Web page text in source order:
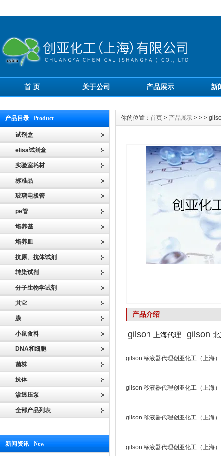
首 页 关于公司 产品展示 新
产品目录 Product
试剂盒
elisa试剂盒
实验室耗材
标准品
玻璃电极管
pe管
培养基
培养皿
抗原、抗体试剂
转染试剂
分子生物学试剂
其它
膜
小鼠食料
DNA和细胞
菌株
抗体
渗透压泵
全部产品列表
新闻资讯 New
你的位置： 首页 > 产品展示 > > >
产品介绍
gilson 上海代理 gilson
gilson 移液器代理创亚化工（上海
gilson 移液器代理创亚化工（上海
gilson 移液器代理创亚化工（上海
gilson 移液器代理创亚化工（上海